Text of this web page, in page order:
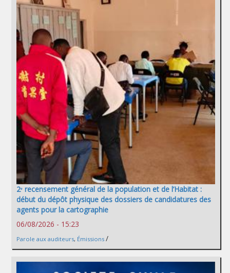
2ᵉ recensement général de la population et de l’Habitat :
début du dépôt physique des dossiers de candidatures des
agents pour la cartographie
06/08/2026 - 15:23
Parole aux auditeurs, Émissions /